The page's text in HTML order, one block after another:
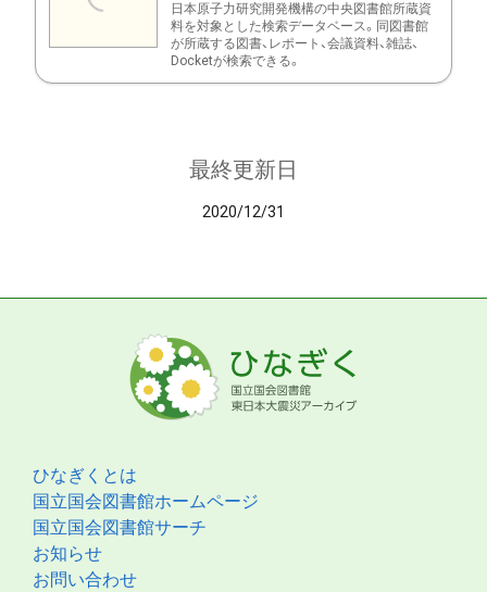
日本原子力研究開発機構の中央図書館所蔵資
料を対象とした検索データベース。同図書館
が所蔵する図書、レポート、会議資料、雑誌、
Docketが検索できる。
最終更新日
2020/12/31
ひなぎくとは
国立国会図書館ホームページ
国立国会図書館サーチ
お知らせ
お問い合わせ